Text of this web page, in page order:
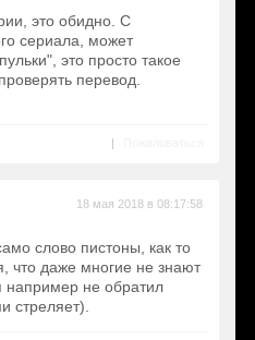
это обидно. С
сериала, может
это просто такое
перевод.
|
18 мая 2018 в 08:17:58
слово пистоны, как то
что даже многие не знают
например не обратил
стреляет).